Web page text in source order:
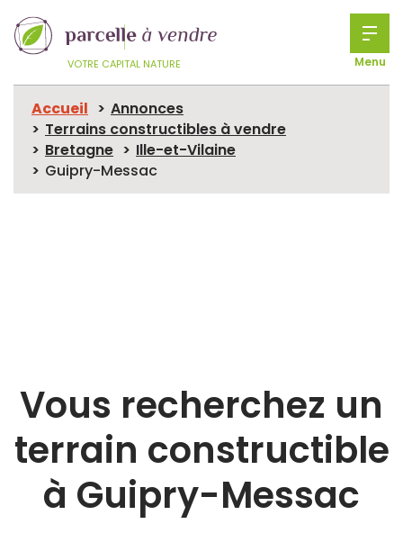
VOTRE CAPITAL NATURE Menu
Accueil
Annonces
Terrains constructibles à vendre
Bretagne
Ille-et-Vilaine
Guipry-Messac
Vous recherchez un
terrain constructible
à Guipry-Messac